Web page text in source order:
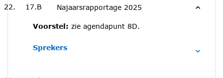
17.B Najaarsrapportage 2025
Voorstel: zie agendapunt 8D.
Sprekers